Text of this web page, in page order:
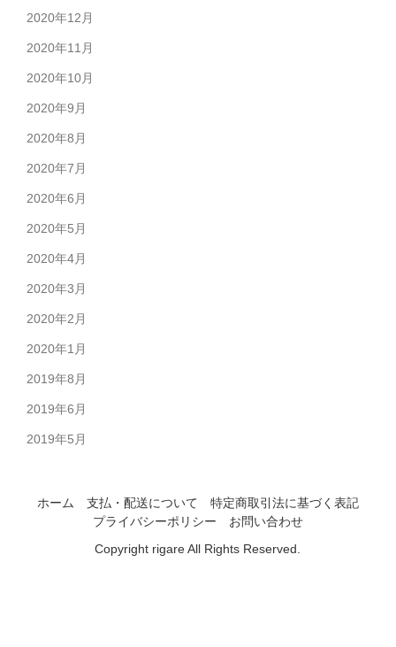
2020年12月
2020年11月
2020年10月
2020年9月
2020年8月
2020年7月
2020年6月
2020年5月
2020年4月
2020年3月
2020年2月
2020年1月
2019年8月
2019年6月
2019年5月
ホーム 支払・配送について
特定商取引法に基づく表記
プライバシーポリシー
お問い合わせ
Copyright rigare All Rights Reserved.